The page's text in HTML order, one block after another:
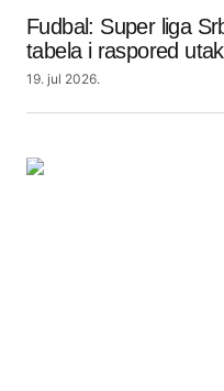
Fudbal: Super liga
tabela i raspored
19. jul 2026.